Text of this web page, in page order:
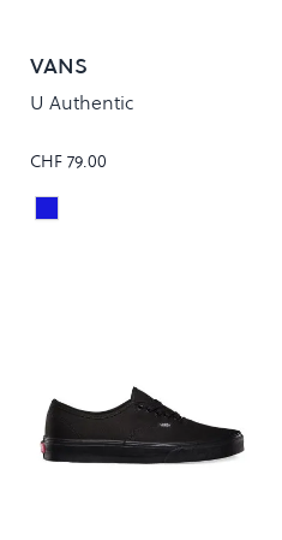
VANS
U Authentic
CHF 79.00
Colour
Navy